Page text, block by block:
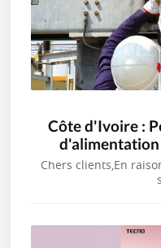
Côte d'Ivoire :
d'alimentation
Chers clients,En